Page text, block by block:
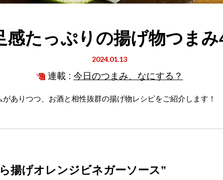
感たっぷりの揚げ物つまみ
2024.01.13
連載 : 今日のつまみ、なにする？
ありつつ、お酒と相性抜群の揚げ物レシピをご紹介します！
揚げオレンジビネガーソース”